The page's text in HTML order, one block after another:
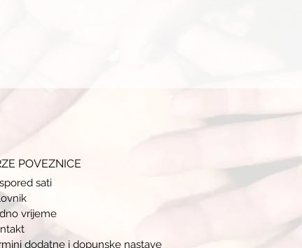
POVEZNICE
sati
vrijeme
dodatne i dopunske nastave